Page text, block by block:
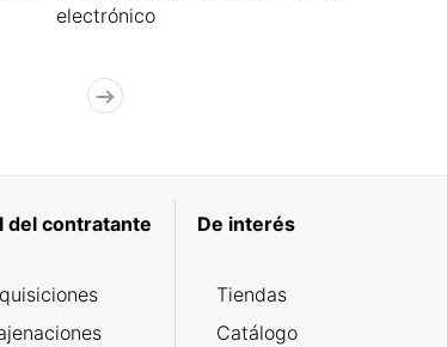
electrónico
del contratante De interés
Tiendas
Catálogo